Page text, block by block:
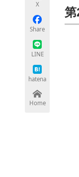
X
Share
LINE
hatena
Home
第